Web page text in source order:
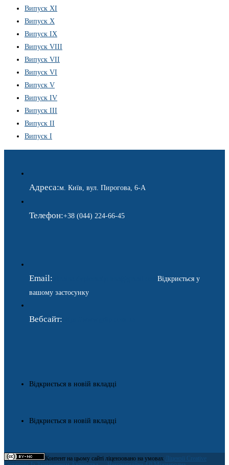
Випуск XI
Випуск X
Випуск IX
Випуск VIII
Випуск VII
Випуск VI
Випуск V
Випуск IV
Випуск III
Випуск II
Випуск I
Адреса:м. Київ, вул. Пирогова, 6-А
Телефон:+38 (044) 224-66-45
Email:
Відкриється у
вашому застосунку
Вебсайт:
Відкриється в новій вкладці
Відкриється в новій вкладці
Контент на цьому сайті ліцензовано на умовах
Ліцензії Creative